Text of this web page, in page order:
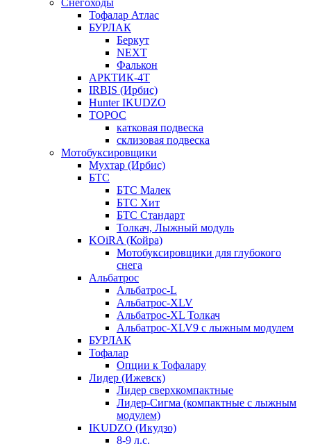
Тофалар Атлас
БУРЛАК
Беркут
NEXT
Фалькон
АРКТИК-4Т
IRBIS (Ирбис)
Hunter IKUDZO
ТОРОС
катковая подвеска
склизовая подвеска
Мотобуксировщики
Мухтар (Ирбис)
БТС
БТС Малек
БТС Хит
БТС Стандарт
Толкач, Лыжный модуль
KOiRA (Койра)
Мотобуксировщики для глубокого
снега
Альбатрос
Альбатрос-L
Альбатрос-XLV
Альбатрос-XL Толкач
Альбатрос-XLV9 с лыжным модулем
БУРЛАК
Тофалар
Опции к Тофалару
Лидер (Ижевск)
Лидер сверхкомпактные
Лидер-Сигма (компактные с лыжным
модулем)
IKUDZO (Икудзо)
8-9 л.с.